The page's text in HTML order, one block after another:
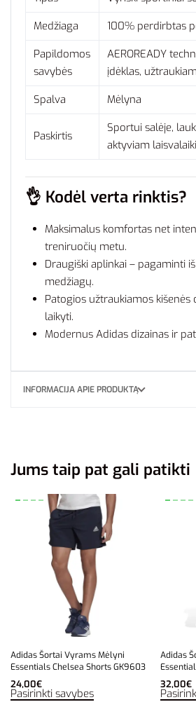
Medžiaga
100% perdirbtas
Papildomos
savybės
AEROREADY
įdėklas,
Spalva
Mėlyna
Paskirtis
Sportui salėje,
aktyviam
👌 Kodėl verta rinktis?
Maksimalus komfortas net
treniruočių metu.
Draugiški aplinkai – pagaminti
medžiagų.
Patogios užtraukiamos kišenės
laikyti.
Modernus Adidas dizainas ir
INFORMACIJA APIE PRODUKTĄ
Jums taip pat gali patikti
Adidas Šortai Vyrams Mėlyni
Essentials Chelsea Shorts GK9603
24,00€
Pasirinkti savybes
Adidas
32,00€